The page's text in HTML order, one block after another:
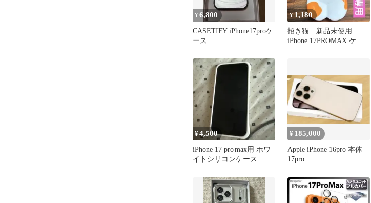
¥6,800
CASETIFY iPhone17proケ
ース
¥1,180
招き猫 新品未使用
iPhone 17PROMAX ケー
¥4,500
iPhone 17 pro max用 ホワ
イトシリコンケース
¥ 185,000
Apple iPhone 16pro 本体
17pro